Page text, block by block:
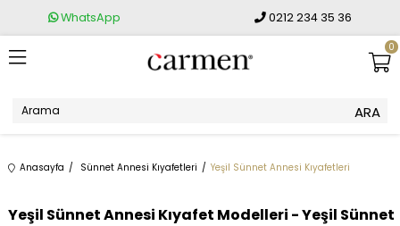
WhatsApp 0212 234 35 36
0
Anasayfa Sünnet Annesi Kıyafetleri Yeşil Sünnet Annesi Kıyafetleri
Yeşil Sünnet Annesi Kıyafet Modelleri - Yeşil Sünnet